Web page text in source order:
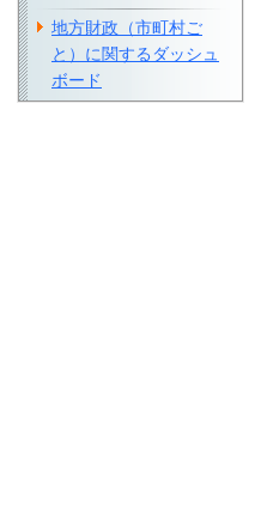
地方財政（市町村ご
と）に関するダッシュ
ボード